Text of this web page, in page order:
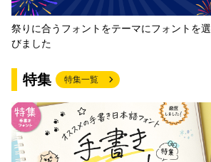
祭りに合うフォントをテーマにフォントを選
びました
特集 特集一覧